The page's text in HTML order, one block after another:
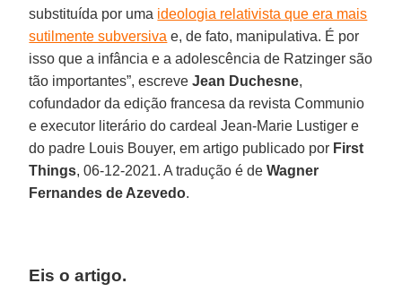
substituída por uma ideologia relativista que era mais
sutilmente subversiva e, de fato, manipulativa. É por
isso que a infância e a adolescência de Ratzinger são
tão importantes”, escreveJean Duchesne,
cofundador da edição francesa da revista Communio
e executor literário do cardeal Jean-Marie Lustiger e
do padre Louis Bouyer, em artigo publicado por First
Things, 06-12-2021. A tradução é deWagner
Fernandes de Azevedo.
Eis o artigo.